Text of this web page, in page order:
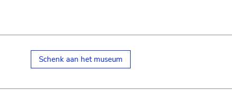
Schenk aan het museum